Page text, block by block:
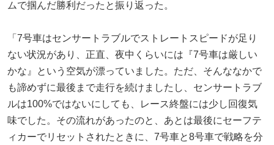
ムで掴んだ勝利だったと振り返った。
「7号車はセンサートラブルでストレートスピードが足り
ない状況があり、正直、夜中くらいには『7号車は厳しい
かな』という空気が漂っていました。ただ、そんななかで
も諦めずに最後まで走行を続けましたし、センサートラブ
ルは100%ではないにしても、レース終盤には少し回復気
味でした。その流れがあったのと、あとは最後にセーフテ
ィカーでリセットされたときに、7号車と8号車で戦略を分